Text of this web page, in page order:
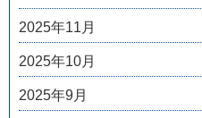
2025年11月
2025年10月
2025年9月